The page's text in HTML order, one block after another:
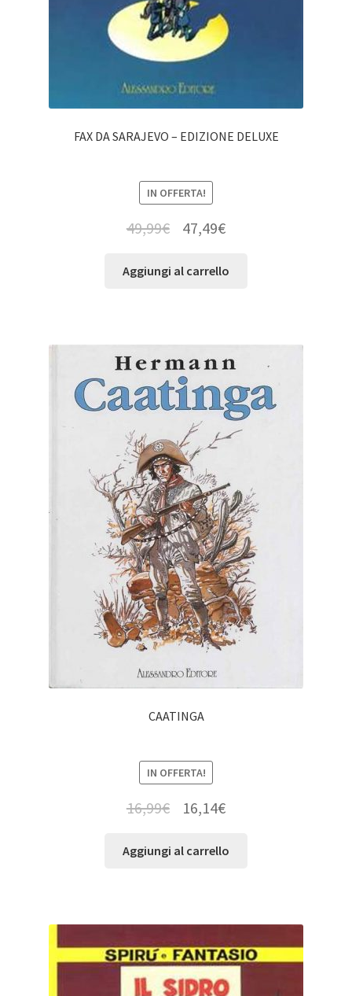
FAX DA SARAJEVO – EDIZIONE DELUXE
IN OFFERTA!
49,99€ 47,49€
Aggiungi al carrello
CAATINGA
IN OFFERTA!
16,99€ 16,14€
Aggiungi al carrello